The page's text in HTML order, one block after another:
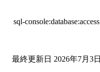
sql-console:database:access
最終更新日 2026年7月3日